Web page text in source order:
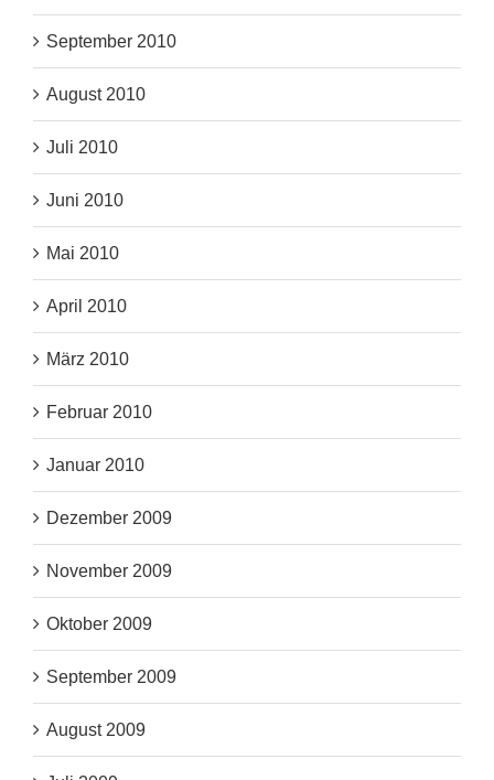
September 2010
August 2010
Juli 2010
Juni 2010
Mai 2010
April 2010
März 2010
Februar 2010
Januar 2010
Dezember 2009
November 2009
Oktober 2009
September 2009
August 2009